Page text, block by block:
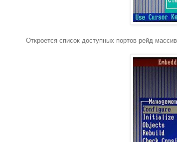
Откроется список доступных портов рейд